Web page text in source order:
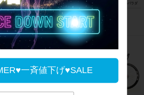
一斉値下げ♥SALE
サイズ 2×11速 プレシャスチタン（サ
イクルパラダイス山口より配送)
175,450円
イズ 2×11速 ネイビー（サイクルパラダ
イス山口より配送)
121,000円